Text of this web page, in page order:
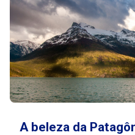
A beleza da